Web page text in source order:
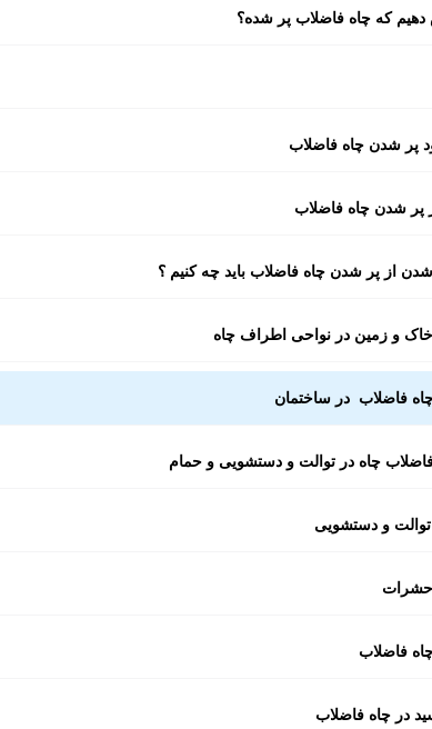
که چاه فاضلاب پر شده؟
پر شدن چاه فاضلاب
پر شدن چاه فاضلاب
از پر شدن چاه فاضلاب باید چه کنیم ؟
و زمین در نواحی اطراف چاه
فاضلاب در ساختمان
چاه در توالت و دستشویی و حمام
توالت و دستشویی
حشرات
فاضلاب
در چاه فاضلاب